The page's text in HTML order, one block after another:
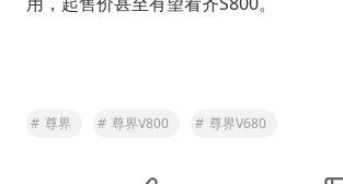
# 尊界 # 尊界V800 # 尊界V680